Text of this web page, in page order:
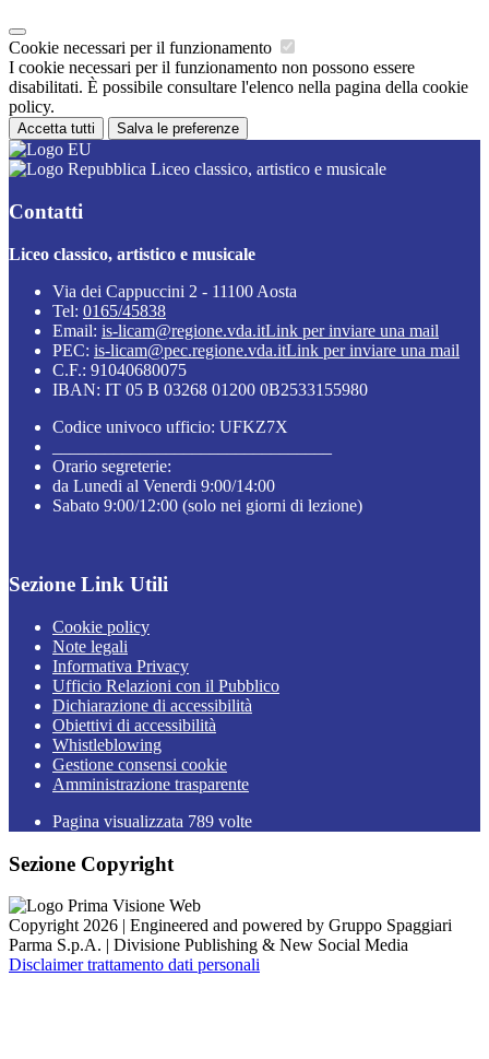
Cookie necessari per il funzionamento
I cookie necessari per il funzionamento non possono essere
disabilitati. È possibile consultare l'elenco nella pagina della cookie
policy.
Accetta tutti Salva le preferenze
Liceo classico, artistico e musicale
Contatti
Liceo classico, artistico e musicale
Via dei Cappuccini 2 - 11100 Aosta
Tel: 0165/45838
Email: is-licam@regione.vda.itLink per inviare una mail
PEC: is-licam@pec.regione.vda.itLink per inviare una mail
C.F.: 91040680075
IBAN: IT 05 B 03268 01200 0B2533155980
Codice univoco ufficio: UFKZ7X
Orario segreterie:
da Lunedi al Venerdi 9:00/14:00
Sabato 9:00/12:00 (solo nei giorni di lezione)
Sezione Link Utili
Cookie policy
Note legali
Informativa Privacy
Ufficio Relazioni con il Pubblico
Dichiarazione di accessibilità
Obiettivi di accessibilità
Whistleblowing
Gestione consensi cookie
Amministrazione trasparente
Pagina visualizzata 789 volte
Sezione Copyright
Copyright 2026 | Engineered and powered by Gruppo Spaggiari
Parma S.p.A. | Divisione Publishing & New Social Media
Disclaimer trattamento dati personali